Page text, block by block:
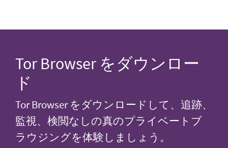
Tor Browser をダウンロー
ド
Tor Browser をダウンロードして、追跡、
監視、検閲なしの真のプライベートブ
ラウジングを体験しましょう。